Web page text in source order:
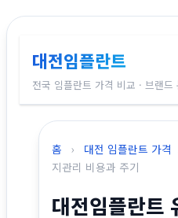
대전임플란트
전국 임플란트 가격 비교 · 브랜드
홈
임플란트 브랜드
가격 비교
홈 › 대전 임플란트 가격
지관리 비용과 주기
대전임플란트